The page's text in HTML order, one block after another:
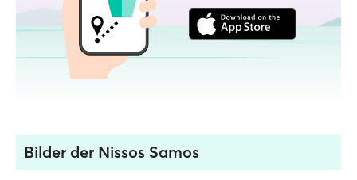
Bilder der Nissos Samos